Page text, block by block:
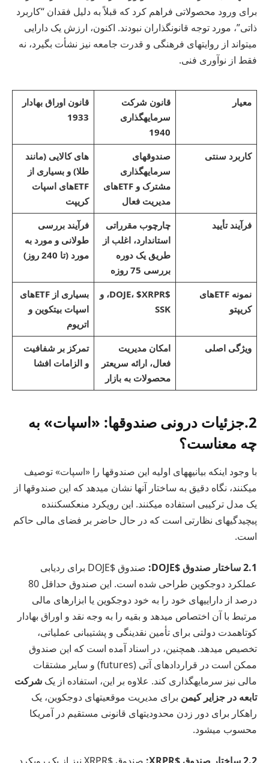
برای ورود محصولاتی فراهم کرد که قبلاً به دلیل فقدان “کاربرد
ذاتی”، مورد توجه قانونگذاران نبودند. اکنون، ارزش یک دارایی
میتواند از روایتهای فرهنگی و قدرت جامعه نیز نشأت بگیرد، نه
فقط از نوآوری فنی.
معیار
قانون شرکت
سرمایهگذاری
1940
قانون اوراق بهادار
1933
کاربرد سنتی
صندوقهای
سرمایهگذاری
مشترک و ETFهای
مدیریت فعال
های کالایی (مانند
طلا) و بسیاری از
ETFهای اسپات
کریپت
فرآیند تأیید
چارچوب مقرراتی
استاندارد، اغلب از
طریق یک دوره
بررسی 75 روزه
فرآیند بررسی
طولانی و مورد به
مورد (تا 240 روز)
نمونه ETFهای
کریپتو
$DOJE، $XRPR، و
SSK
بسیاری از ETFهای
اسپات بیتکوین و
اتریوم
ویژگی اصلی
امکان مدیریت
فعال، ارائه سریعتر
محصولات به بازار
تمرکز بر شفافیت
و الزامات افشا
2.جزئیات درونی صندوقها: «اسپات» به
چه معناست؟
با وجود اینکه بیانیههای اولیه این صندوقها را «اسپات» توصیف
میکنند، نگاه دقیق به ساختار آنها نشان میدهد که این صندوقها از
یک مدل ترکیبی استفاده میکنند. این رویکرد منعکسکننده
پیچیدگیهای نظارتی است که در حال حاضر بر فضای مالی حاکم
است.
2.1 ساختار صندوق $DOJE:
صندوق $DOJE برای ردیابی
عملکرد دوجکوین طراحی شده است. این صندوق حداقل 80
درصد از داراییهای خود را به خود دوجکوین یا ابزارهای مالی
مرتبط با آن اختصاص میدهد و بقیه را به وجه نقد و اوراق بهادار
کوتاهمدت دولتی برای تأمین نقدینگی و پشتیبانی عملیاتی،
تخصیص میدهد. همچنین، در اسناد آمده است که این صندوق
ممکن است در قراردادهای آتی (futures) و سایر مشتقات
مالی نیز سرمایهگذاری کند. علاوه بر این، استفاده از یک شرکت
تابعه در جزایر کیمن برای مدیریت موقعیتهای دوجکوین، یک
راهکار برای دور زدن محدودیتهای قانونی مستقیم در آمریکا
محسوب میشود.
2.2 ساختار صندوق $XRPR:
صندوق $XRPR نیز از یک رویکرد